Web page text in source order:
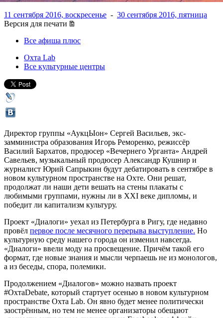
11 сентября 2016, воскресенье - 30 сентября 2016, пятница
Версия для печати
Все афиша плюс
Охта Lab
Все культурные центры
Директор группы «АукцЫон» Сергей Васильев, экс-
замминистра образования Игорь Реморенко, режиссёр
Василий Бархатов, продюсер «Вечернего Урганта» Андрей
Савельев, музыкальный продюсер Александр Кушнир и
журналист Юрий Сапрыкин будут дебатировать в сентябре в
новом культурном пространстве на Охте. Они решат,
продолжат ли наши дети вешать на стены плакаты с
любимыми группами, нужны ли в XXI веке дипломы, и
победит ли капитализм культуру.
Проект «Диалоги» уехал из Петербурга в Ригу, где недавно
провёл первое после месячного перерыва выступление. Но
культурную среду нашего города он изменил навсегда.
«Диалоги» ввели моду на просвещение. Причём такой его
формат, где новые знания и мысли черпаешь не из монологов,
а из беседы, спора, полемики.
Продолжением «Диалогов» можно назвать проект
#ОхтаDebate, который стартует осенью в новом культурном
пространстве Охта Lab. Он явно будет менее политически
заострённым, но тем не менее организаторы обещают